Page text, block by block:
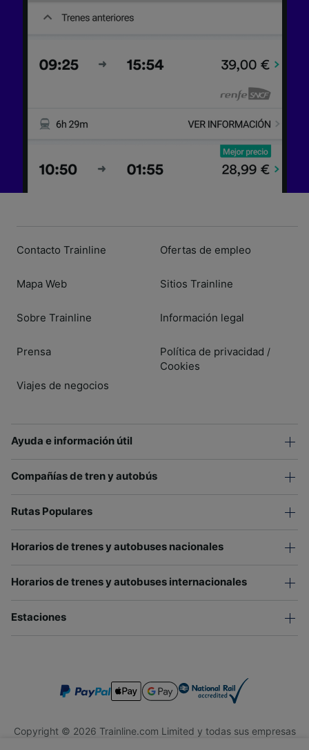
Contacto Trainline
Mapa Web
Sobre Trainline
Prensa
Viajes de negocios
Ofertas de empleo
Sitios Trainline
Información legal
Política de privacidad /
Cookies
Ayuda e información útil
Compañías de tren y autobús
Rutas Populares
Horarios de trenes y autobuses nacionales
Horarios de trenes y autobuses internacionales
Estaciones
Copyright © 2026 Trainline.com Limited y todas sus empresas